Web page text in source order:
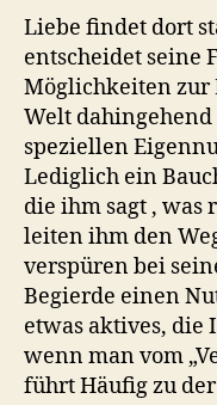
Liebe findet dort
entscheidet seine
Möglichkeiten zur
Welt
speziellen
Lediglich ein
die ihm sagt , was
leiten ihm den
verspüren bei
Begierde einen
etwas aktives, die
wenn man vom
führt Häufig zu